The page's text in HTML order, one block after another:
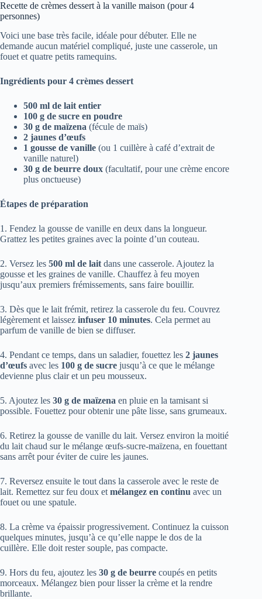
Recette de crèmes dessert à la vanille maison (pour 4
personnes)
Voici une base très facile, idéale pour débuter. Elle ne
demande aucun matériel compliqué, juste une casserole, un
fouet et quatre petits ramequins.
Ingrédients pour 4 crèmes dessert
500 ml de lait entier
100 g de sucre en poudre
30 g de maïzena (fécule de maïs)
2 jaunes d’œufs
1 gousse de vanille (ou 1 cuillère à café d’extrait de
vanille naturel)
30 g de beurre doux (facultatif, pour une crème encore
plus onctueuse)
Étapes de préparation
1. Fendez la gousse de vanille en deux dans la longueur.
Grattez les petites graines avec la pointe d’un couteau.
2. Versez les 500 ml de lait dans une casserole. Ajoutez la
gousse et les graines de vanille. Chauffez à feu moyen
jusqu’aux premiers frémissements, sans faire bouillir.
3. Dès que le lait frémit, retirez la casserole du feu. Couvrez
légèrement et laissez infuser 10 minutes. Cela permet au
parfum de vanille de bien se diffuser.
4. Pendant ce temps, dans un saladier, fouettez les 2 jaunes
d’œufs avec les 100 g de sucre jusqu’à ce que le mélange
devienne plus clair et un peu mousseux.
5. Ajoutez les 30 g de maïzena en pluie en la tamisant si
possible. Fouettez pour obtenir une pâte lisse, sans grumeaux.
6. Retirez la gousse de vanille du lait. Versez environ la moitié
du lait chaud sur le mélange œufs-sucre-maïzena, en fouettant
sans arrêt pour éviter de cuire les jaunes.
7. Reversez ensuite le tout dans la casserole avec le reste de
lait. Remettez sur feu doux et mélangez en continu avec un
fouet ou une spatule.
8. La crème va épaissir progressivement. Continuez la cuisson
quelques minutes, jusqu’à ce qu’elle nappe le dos de la
cuillère. Elle doit rester souple, pas compacte.
9. Hors du feu, ajoutez les 30 g de beurre coupés en petits
morceaux. Mélangez bien pour lisser la crème et la rendre
brillante.